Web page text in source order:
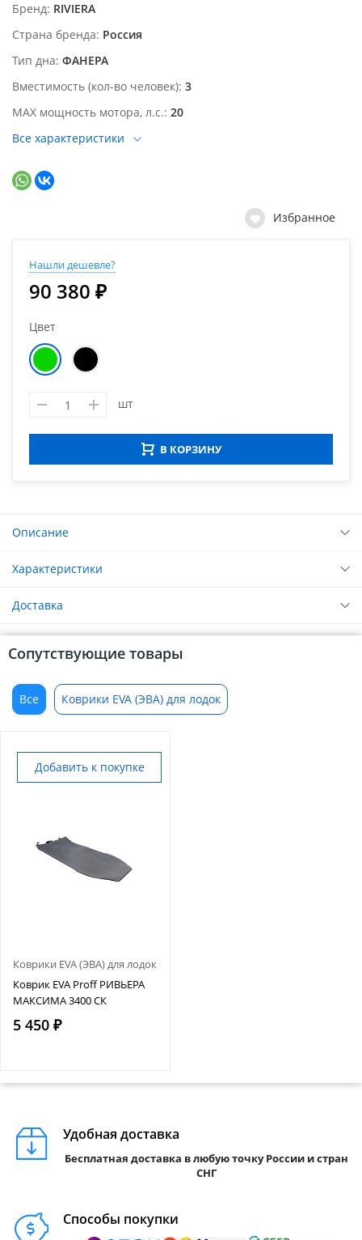
Бренд RIVIERA
Страна бренда Россия
Тип дна ФАНЕРА
Вместимость (кол-во человек) 3
MAX мощность мотора, л.с. 20
Все характеристики
Избранное
Нашли дешевле?
90 380 ₽
Цвет
шт
В КОРЗИНУ
Описание
Характеристики
Доставка
Сопутствующие товары
Все Коврики EVA (ЭВА) для лодок
Добавить к покупке
Коврики EVA (ЭВА) для лодок
Коврик EVA Proff РИВЬЕРА
МАКСИМА 3400 СК
5 450 ₽
Удобная доставка
Бесплатная доставка в любую точку России и стран
СНГ
Способы покупки